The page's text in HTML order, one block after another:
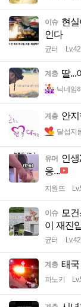
이슈 현
인다
균터 Lv.42
계층 딸...
닉네임
계층 안
달섭지
유머 인
응...
지원뜨
이슈
모
이 재진
균터 Lv.42
계층 태
파노키